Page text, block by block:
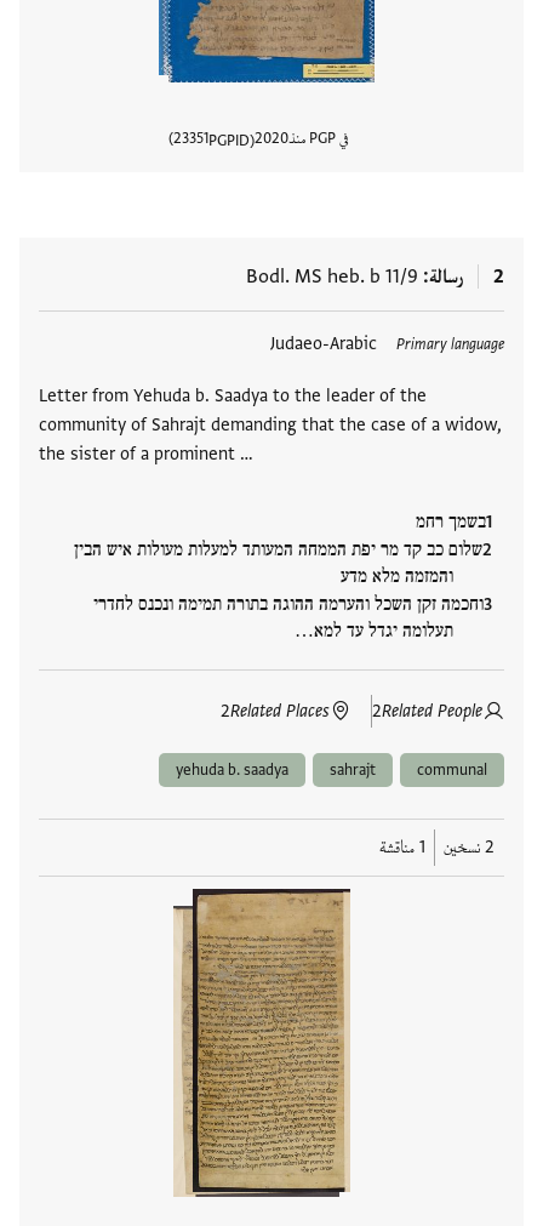
في PGP منذ 2020
PGPID
23351
2 رسالة Bodl. MS heb. b 11/9
Primary language
Judaeo-Arabic
Letter from Yehuda b. Saadya to the leader of the
community of Sahrajt demanding that the case of a widow,
the sister of a prominent …
בשמך רחמ
שלום כב קד מר יפת הממחה המעותד למעלות מעולות איש הבין
והמזמה מלא מדע
וחכמה זקן השכל והערמה ההוגה בתורה תמימה ונכנס לחדרי
תעלומה יגדל עד למא…
Related People
2
Related Places
2
العلامات
communal
sahrajt
yehuda b. saadya
2 نسخين 1 مناقشة